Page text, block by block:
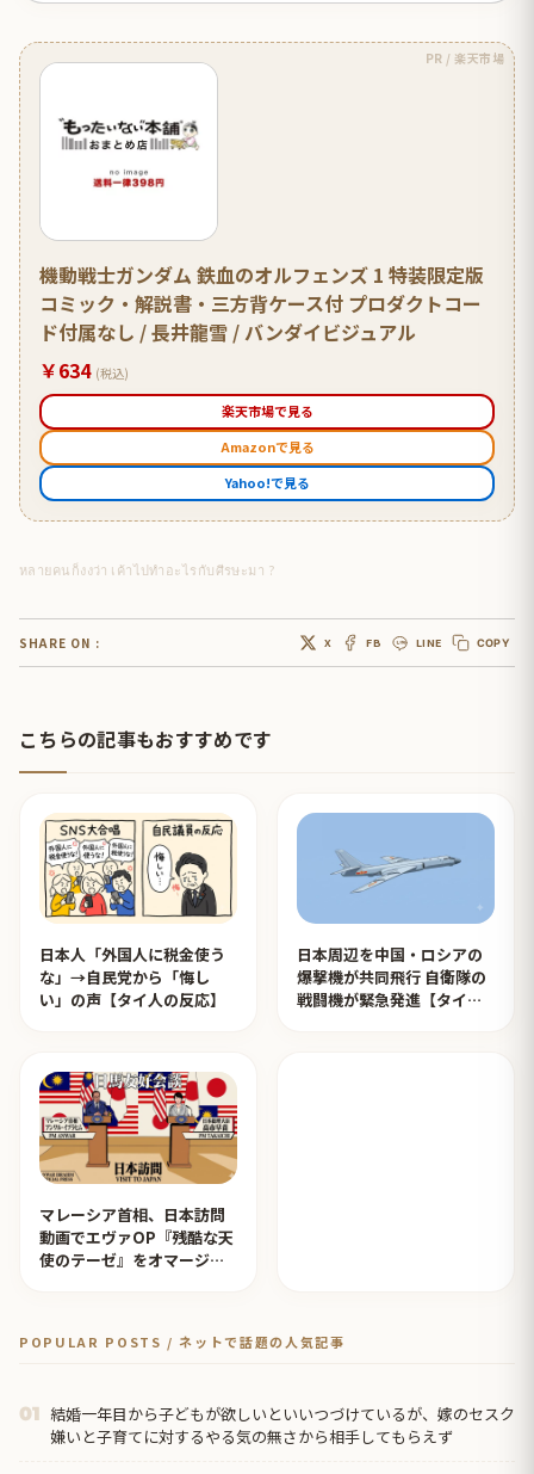
PR / 楽天市場
機動戦士ガンダム 鉄血のオルフェンズ 1 特装限定版
コミック・解説書・三方背ケース付 プロダクトコー
ド付属なし / 長井龍雪 / バンダイビジュアル
￥634 (税込)
楽天市場で見る
Amazonで見る
Yahoo!で見る
หลายคนก็งงว่า เค้าไปทำอะไรกับศีรษะมา ?
SHARE ON : X FB LINE COPY
こちらの記事もおすすめです
日本人「外国人に税金使う
な」→自民党から「悔し
い」の声【タイ人の反応】
日本周辺を中国・ロシアの
爆撃機が共同飛行 自衛隊の
戦闘機が緊急発進【タイ人
マレーシア首相、日本訪問
動画でエヴァOP『残酷な天
使のテーゼ』をオマージュ
POPULAR POSTS / ネットで話題の人気記事
01 結婚一年目から子どもが欲しいといいつづけているが、嫁のセスク
嫌いと子育てに対するやる気の無さから相手してもらえず